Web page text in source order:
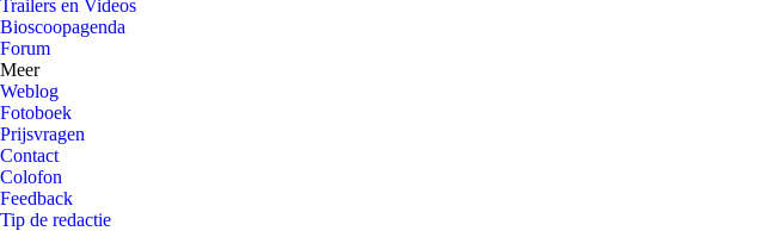
Trailers en Videos
Bioscoopagenda
Forum
Meer
Weblog
Fotoboek
Prijsvragen
Contact
Colofon
Feedback
Tip de redactie